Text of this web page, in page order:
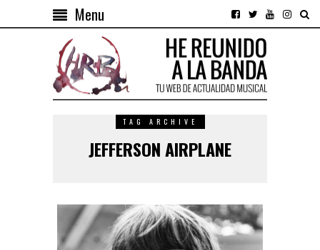
Menu
TAG ARCHIVE
JEFFERSON AIRPLANE